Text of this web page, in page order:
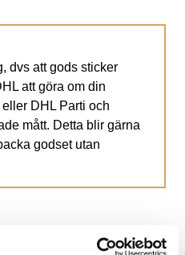
dvs att gods sticker
att göra om din
DHL Parti och
mått. Detta blir gärna
godset utan